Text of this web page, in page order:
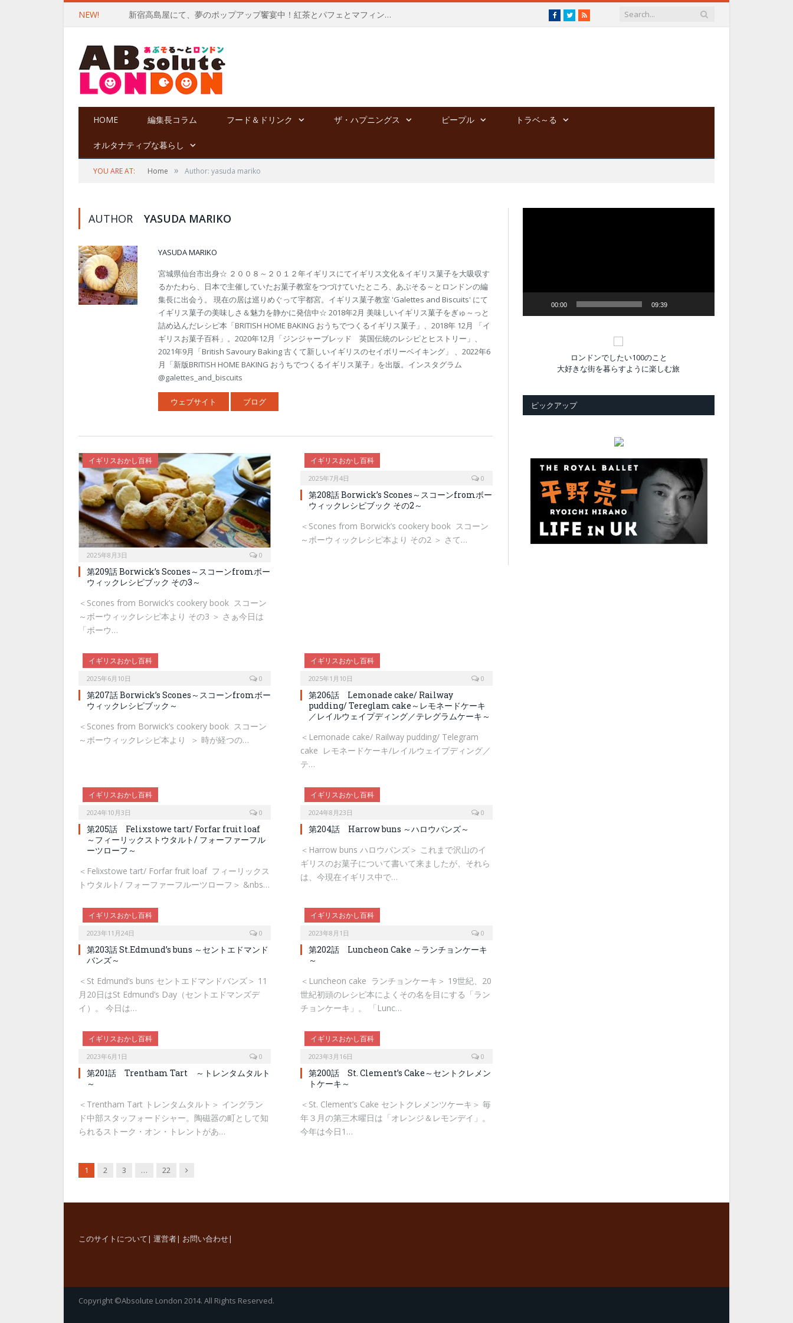
NEW! 新宿高島屋にて、夢のポップアップ饗宴中！紅茶とパフェとマフィンと⭐︎～8/4 Facebook
TwitterRSS
HOME 編集長コラム フード＆ドリンク ザ・ハプニングス ピープル トラベ～る
オルタナティブな暮らし
YOU ARE AT: Home » Author: yasuda mariko
AUTHOR YASUDA MARIKO
YASUDA MARIKO
宮城県仙台市出身☆ ２００８～２０１２年イギリスにてイギリス文化＆イギリス菓子を大吸収す
るかたわら、日本で主催していたお菓子教室をつづけていたところ、あぶそる～とロンドンの編
集長に出会う。 現在の居は巡りめぐって宇都宮。イギリス菓子教室 'Galettes and Biscuits' にて
イギリス菓子の美味しさ＆魅力を静かに発信中☆ 2018年2月 美味しいイギリス菓子をぎゅ～っと
詰め込んだレシピ本「BRITISH HOME BAKING おうちでつくるイギリス菓子」、2018年 12月 「イ
ギリスお菓子百科」。2020年12月「ジンジャーブレッド 英国伝統のレシピとヒストリー」、
2021年9月「British Savoury Baking 古くて新しいイギリスのセイボリーベイキング」 、2022年6
月「新版BRITISH HOME BAKING おうちでつくるイギリス菓子」を出版。インスタグラム
@galettes_and_biscuits
ウェブサイト ブログ
イギリスおかし百科
2025年8月3日 0
第209話 Borwick’s Scones～スコーンfromボー
ウィックレシピブック その3～
＜Scones from Borwick’s cookery book スコーン
～ボーウィックレシピ本より その3 ＞ さぁ今日は
「ボーウ…
イギリスおかし百科
2025年7月4日 0
第208話 Borwick’s Scones～スコーンfromボー
ウィックレシピブック その2～
＜Scones from Borwick’s cookery book スコーン
～ボーウィックレシピ本より その2 ＞ さて…
イギリスおかし百科
2025年6月10日 0
第207話 Borwick’s Scones～スコーンfromボー
ウィックレシピブック～
＜Scones from Borwick’s cookery book スコーン
～ボーウィックレシピ本より ＞ 時が経つの…
イギリスおかし百科
2025年1月10日 0
第206話 Lemonade cake/ Railway
pudding/ Tereglam cake～レモネードケーキ
／レイルウェイプディング／テレグラムケーキ～
＜Lemonade cake/ Railway pudding/ Telegram
cake レモネードケーキ/レイルウェイプディング／
テ…
イギリスおかし百科
2024年10月3日 0
第205話 Felixstowe tart/ Forfar fruit loaf
～フィーリックストウタルト/ フォーファーフル
ーツローフ～
＜Felixstowe tart/ Forfar fruit loaf フィーリックス
トウタルト/ フォーファーフルーツローフ＞ &nbs…
イギリスおかし百科
2024年8月23日 0
第204話 Harrow buns ～ハロウバンズ～
＜Harrow buns ハロウバンズ＞ これまで沢山のイ
ギリスのお菓子について書いて来ましたが、それら
は、今現在イギリス中で…
イギリスおかし百科
2023年11月24日 0
第203話 St.Edmund’s buns ～セントエドマンド
バンズ～
＜St Edmund’s buns セントエドマンドバンズ＞ 11
月20日はSt Edmund’s Day（セントエドマンズデ
イ）。 今日は…
イギリスおかし百科
2023年8月1日 0
第202話 Luncheon Cake ～ランチョンケーキ
～
＜Luncheon cake ランチョンケーキ＞ 19世紀、20
世紀初頭のレシピ本によくその名を目にする「ラン
チョンケーキ」。 「Lunc…
イギリスおかし百科
2023年6月1日 0
第201話 Trentham Tart ～トレンタムタルト
～
＜Trentham Tart トレンタムタルト＞ イングラン
ド中部スタッフォードシャー。陶磁器の町として知
られるストーク・オン・トレントがあ…
イギリスおかし百科
2023年3月16日 0
第200話 St. Clement’s Cake～セントクレメン
トケーキ～
＜St. Clement’s Cake セントクレメンツケーキ＞ 毎
年３月の第三木曜日は「オレンジ＆レモンデイ」。
今年は今日1…
1 2 3 … 22 Next
00:00 09:39
ロンドンでしたい100のこと
大好きな街を暮らすように楽しむ旅
ピックアップ
このサイトについて| 運営者| お問い合わせ|
Copyright ©Absolute London 2014. All Rights Reserved.